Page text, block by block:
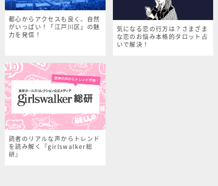
都心からアクセスも良く、自然
がいっぱい！「江戸川区」の魅
力を発信！
気になる恋の行方は？さまざま
な恋のお悩み本格的タロット占
いで解決！
読者のリアルな声からトレンド
を読み解く『girlswalker総
研』